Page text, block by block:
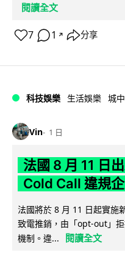
閱讀全文
7 1 ↗ 分享
科技娛樂 生活娛樂 城
Vin 1 日
法國 8 月 11 日
Cold Call 違規
法國將於 8 月 11 日起實施
致電推銷，由「opt-out」
機制。違...
閱讀全文